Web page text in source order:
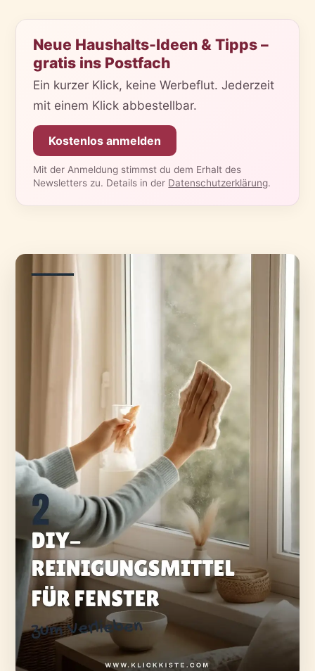
Neue Haushalts-Ideen & Tipps –
gratis ins Postfach
Ein kurzer Klick, keine Werbeflut. Jederzeit
mit einem Klick abbestellbar.
Kostenlos anmelden
Mit der Anmeldung stimmst du dem Erhalt des
Newsletters zu. Details in der Datenschutzerklärung.